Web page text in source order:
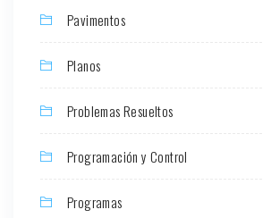
Pavimentos
Planos
Problemas Resueltos
Programación y Control
Programas